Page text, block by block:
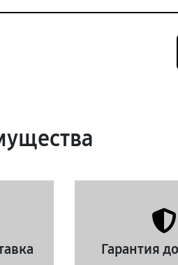
Гарантия